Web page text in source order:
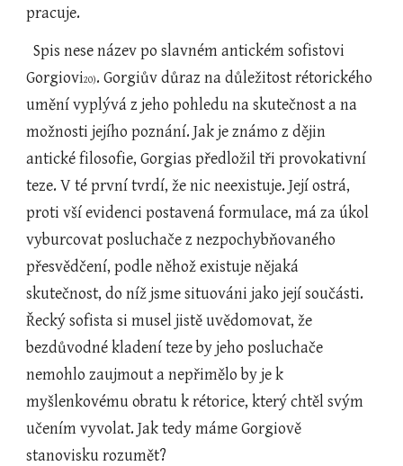
pracuje.
  Spis nese název po slavném antickém sofistovi
Gorgiovi20). Gorgiův důraz na důležitost rétorického
umění vyplývá z jeho pohledu na skutečnost a na
možnosti jejího poznání. Jak je známo z dějin
antické filosofie, Gorgias předložil tři provokativní
teze. V té první tvrdí, že nic neexistuje. Její ostrá,
proti vší evidenci postavená formulace, má za úkol
vyburcovat posluchače z nezpochybňovaného
přesvědčení, podle něhož existuje nějaká
skutečnost, do níž jsme situováni jako její součásti.
Řecký sofista si musel jistě uvědomovat, že
bezdůvodné kladení teze by jeho posluchače
nemohlo zaujmout a nepřimělo by je k
myšlenkovému obratu k rétorice, který chtěl svým
učením vyvolat. Jak tedy máme Gorgiově
stanovisku rozumět?